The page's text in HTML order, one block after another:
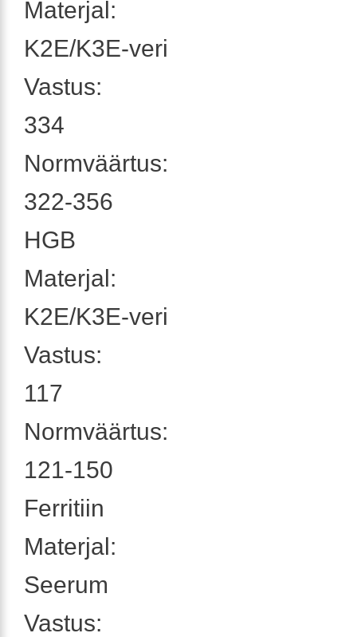
Materjal:
K2E/K3E-veri
Vastus:
334
Normväärtus:
322-356
HGB
Materjal:
K2E/K3E-veri
Vastus:
117
Normväärtus:
121-150
Ferritiin
Materjal:
Seerum
Vastus: